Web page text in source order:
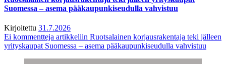
Suomessa – asema pääkaupunkiseudulla vahvistuu
Kirjoitettu 31.7.2026
Ei kommentteja artikkeliin Ruotsalainen korjausrakentaja teki jälleen
yrityskaupat Suomessa – asema pääkaupunkiseudulla vahvistuu